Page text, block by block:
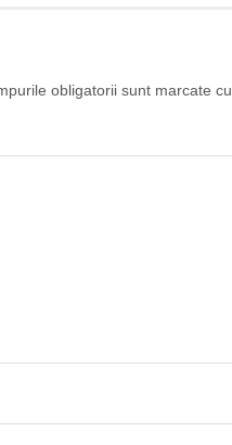
obligatorii sunt marcate cu